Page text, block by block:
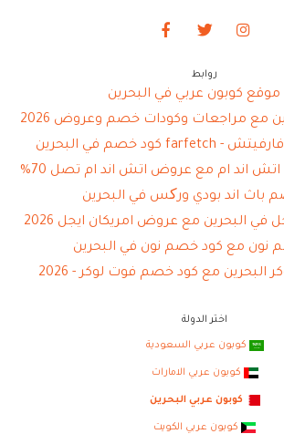
روابط
كوبون عربي في البحرين
مع مراجعات وكودات خصم وعروض 2026
اند ام مع عروض اتش اند ام تصل 70%
باث اند بودي ورکس في البحرين
في البحرين مع عروض امريكان ايجل 2026
مع كود خصم فوت لوكر - 2026
اختر الدولة
كوبون عربي السعودية
كوبون عربي الامارات
كوبون عربي البحرين
كوبون عربي الكويت